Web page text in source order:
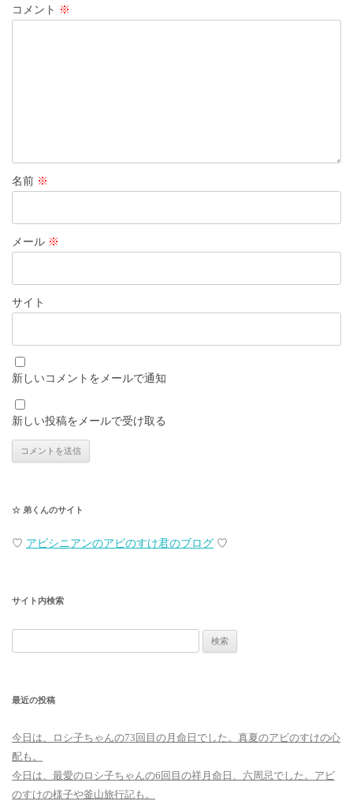
ン
コメント ※
名前 ※
メール ※
サイト
新しいコメントをメールで通知
新しい投稿をメールで受け取る
☆ 弟くんのサイト
♡ アビシニアンのアビのすけ君のブログ ♡
サイト内検索
索:
最近の投稿
今日は、ロシ子ちゃんの73回目の月命日でした。真夏のアビのすけの心
配も。
今日は、最愛のロシ子ちゃんの6回目の祥月命日、六周忌でした。アビ
のすけの様子や釜山旅行記も。